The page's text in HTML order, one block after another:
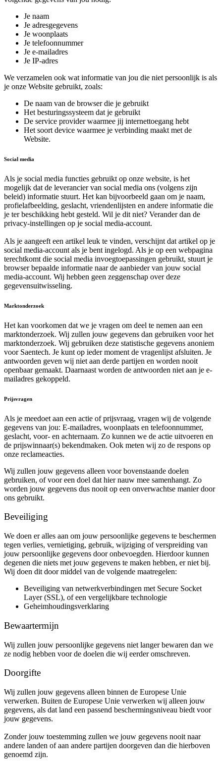
Je naam
Je adresgegevens
Je woonplaats
Je telefoonnummer
Je e-mailadres
Je IP-adres
We verzamelen ook wat informatie van jou die niet persoonlijk is als
je onze Website gebruikt, zoals:
De naam van de browser die je gebruikt
Het besturingssysteem dat je gebruikt
De service provider waarmee jij internettoegang hebt
Het soort device waarmee je verbinding maakt met de
Website.
Social media
Als je social media functies gebruikt op onze website, is het
mogelijk dat de leverancier van social media ons (volgens zijn
beleid) informatie stuurt. Het kan bijvoorbeeld gaan om je naam,
profielafbeelding, geslacht, vriendenlijsten en andere informatie die
je ter beschikking hebt gesteld. Wil je dit niet? Verander dan de
privacy-instellingen op je social media-account.
Als je aangeeft een artikel leuk te vinden, verschijnt dat artikel op je
social media-account als je bent ingelogd. Als je op een webpagina
terechtkomt die social media invoegtoepassingen gebruikt, stuurt je
browser bepaalde informatie naar de aanbieder van jouw social
media-account. Wij hebben geen zeggenschap over deze
gegevensuitwisseling.
Marktonderzoek
Het kan voorkomen dat we je vragen om deel te nemen aan een
marktonderzoek. Wij zullen jouw gegevens dan gebruiken voor het
marktonderzoek. Wij gebruiken deze statistische gegevens anoniem
voor Saentech. Je kunt op ieder moment de vragenlijst afsluiten. Je
antwoorden geven wij niet aan derde partijen en worden nooit
openbaar gemaakt. Daarnaast worden de antwoorden niet aan je e-
mailadres gekoppeld.
Prijsvragen
Als je meedoet aan een actie of prijsvraag, vragen wij de volgende
gegevens van jou: E-mailadres, woonplaats en telefoonnummer,
geslacht, voor- en achternaam. Zo kunnen we de actie uitvoeren en
de prijswinnaar(s) bekendmaken. Ook meten wij zo de respons op
onze reclameacties.
Wij zullen jouw gegevens alleen voor bovenstaande doelen
gebruiken, of voor een doel dat hier nauw mee samenhangt. Zo
worden jouw gegevens dus nooit op een onverwachtse manier door
ons gebruikt.
Beveiliging
We doen er alles aan om jouw persoonlijke gegevens te beschermen
tegen verlies, vernietiging, gebruik, wijziging of verspreiding van
jouw persoonlijke gegevens door onbevoegden. Hierdoor kunnen
degenen die niets met jouw gegevens te maken hebben, er niet bij.
Wij doen dit door middel van de volgende maatregelen:
Beveiliging van netwerkverbindingen met Secure Socket
Layer (SSL), of een vergelijkbare technologie
Geheimhoudingsverklaring
Bewaartermijn
Wij zullen jouw persoonlijke gegevens niet langer bewaren dan we
ze nodig hebben voor de doelen die wij eerder omschreven.
Doorgifte
Wij zullen jouw gegevens alleen binnen de Europese Unie
verwerken. Buiten de Europese Unie verwerken wij alleen jouw
gegevens, als dat land een passend beschermingsniveau biedt voor
jouw gegevens.
Zonder jouw toestemming zullen we jouw gegevens nooit naar
andere landen of aan andere partijen doorgeven dan die hierboven
genoemd zijn.